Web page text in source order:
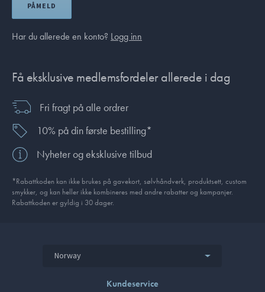
PÅMELD
Har du allerede en konto? Logg inn
Få eksklusive medlemsfordeler allerede i dag
Fri fragt på alle ordrer
10% på din første bestilling*
Nyheter og eksklusive tilbud
*Rabattkoden kan ikke brukes på gavekort, sølvhåndverk, produkt­sett, custom
smykker, og kan heller ikke kombineres med andre rabatter og kampanjer.
Rabattkoden er gyldig i 30 dager.
Norway
Kundeservice